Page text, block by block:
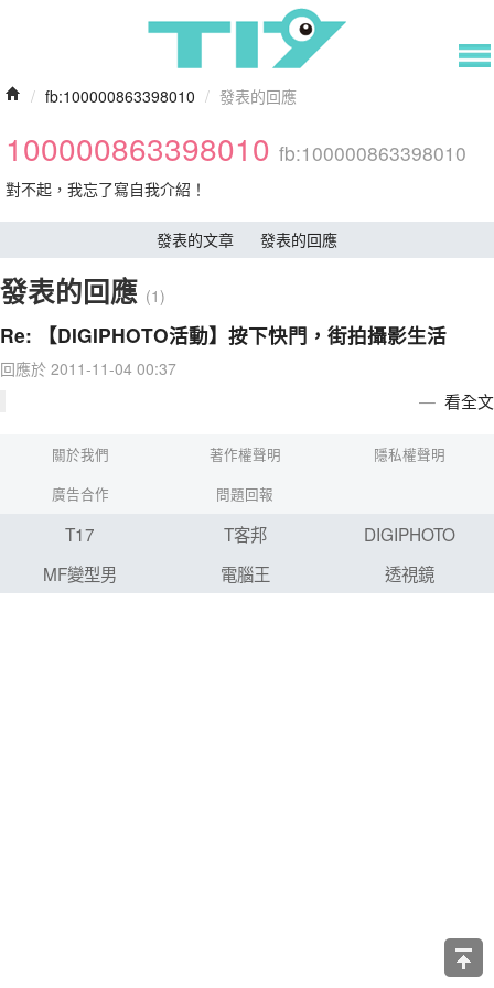
/ fb:100000863398010 / 發表的回應
100000863398010 fb:100000863398010
對不起，我忘了寫自我介紹！
發表的文章 發表的回應
發表的回應 (1)
Re: 【DIGIPHOTO活動】按下快門，街拍攝影生活
回應於 2011-11-04 00:37
看全文
關於我們 著作權聲明
隱私權聲明
廣告合作
問題回報
T17 T客邦
DIGIPHOTO
MF變型男
電腦王 透視鏡